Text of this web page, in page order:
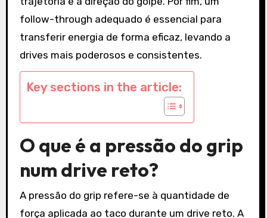
follow-through adequado é essencial para
transferir energia de forma eficaz, levando a
drives mais poderosos e consistentes.
Key sections in the article:
O que é a pressão do grip
num drive reto?
A pressão do grip refere-se à quantidade de
força aplicada ao taco durante um drive reto. A